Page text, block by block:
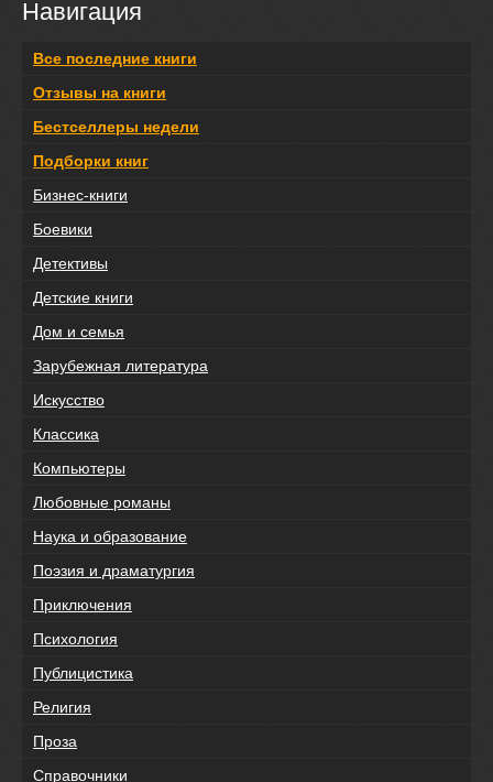
Навигация
Все последние книги
Отзывы на книги
Бестселлеры недели
Подборки книг
Бизнес-книги
Боевики
Детективы
Детские книги
Дом и семья
Зарубежная литература
Искусство
Классика
Компьютеры
Любовные романы
Наука и образование
Поэзия и драматургия
Приключения
Психология
Публицистика
Религия
Проза
Справочники